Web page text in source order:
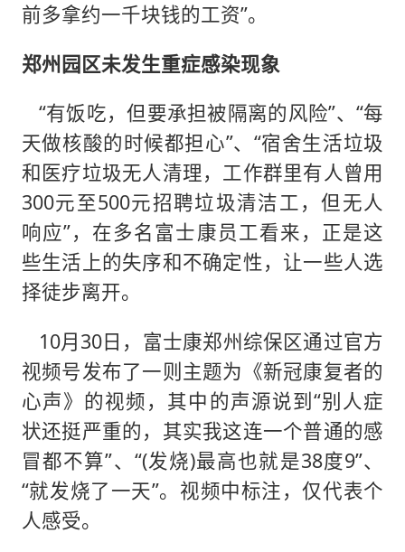
前多拿约一千块钱的工资”。
郑州园区未发生重症感染现象
“有饭吃，但要承担被隔离的风险”、“每
天做核酸的时候都担心”、“宿舍生活垃圾
和医疗垃圾无人清理，工作群里有人曾用
300元至500元招聘垃圾清洁工，但无人
响应”，在多名富士康员工看来，正是这
些生活上的失序和不确定性，让一些人选
择徒步离开。
10月30日，富士康郑州综保区通过官方
视频号发布了一则主题为《新冠康复者的
心声》的视频，其中的声源说到“别人症
状还挺严重的，其实我这连一个普通的感
冒都不算”、“(发烧)最高也就是38度9”、
“就发烧了一天”。视频中标注，仅代表个
人感受。